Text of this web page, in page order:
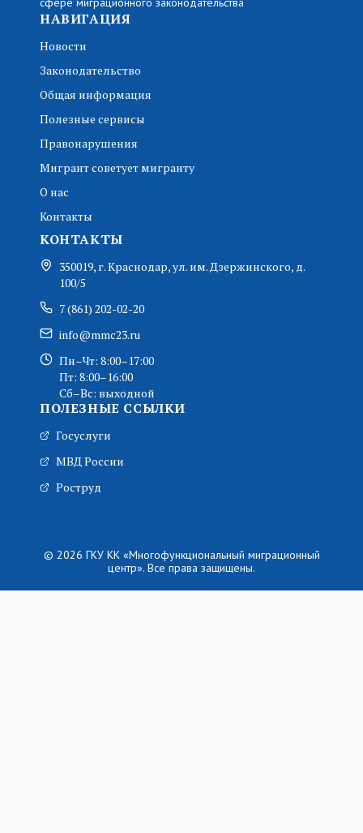
НАВИГАЦИЯ
Новости
Законодательство
Общая информация
Полезные сервисы
Правонарушения
Мигрант советует мигранту
О нас
Контакты
КОНТАКТЫ
350019, г. Краснодар, ул. им. Дзержинского, д.
100/5
7 (861) 202-02-20
info@mmc23.ru
Пн–Чт: 8:00–17:00
Пт: 8:00–16:00
Сб–Вс: выходной
ПОЛЕЗНЫЕ ССЫЛКИ
Госуслуги
МВД России
Роструд
© 2026 ГКУ КК «Многофункциональный миграционный
центр». Все права защищены.